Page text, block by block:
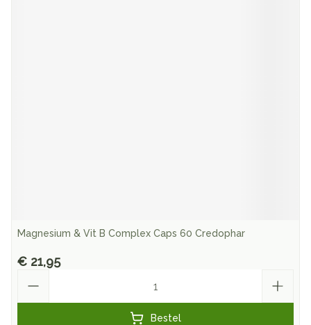
Magnesium & Vit B Complex Caps 60 Credophar
€ 21,95
Bestel